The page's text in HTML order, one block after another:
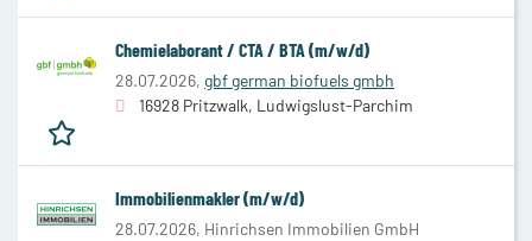
Chemielaborant / CTA / BTA (m/w/d)
28.07.2026, gbf german biofuels gmbh
16928 Pritzwalk, Ludwigslust-Parchim
Immobilienmakler (m/w/d)
28.07.2026, Hinrichsen Immobilien GmbH